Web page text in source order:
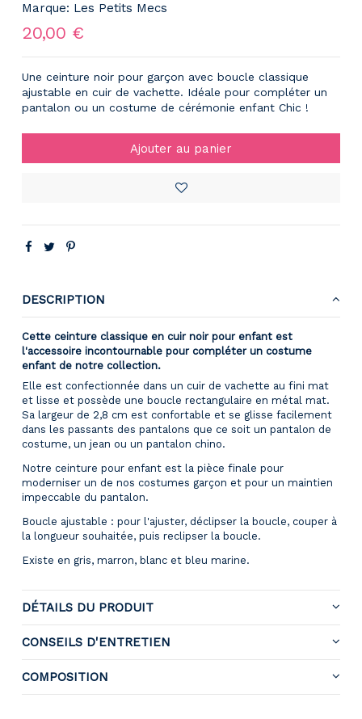
Marque: Les Petits Mecs
20,00 €
Une ceinture noir pour garçon avec boucle classique
ajustable en cuir de vachette. Idéale pour compléter un
pantalon ou un costume de cérémonie enfant Chic !
Ajouter au panier
DESCRIPTION
Cette ceinture classique en cuir noir pour enfant est
l'accessoire incontournable pour compléter un costume
enfant de notre collection.
Elle est confectionnée dans un cuir de vachette au fini mat
et lisse et possède une boucle rectangulaire en métal mat.
Sa largeur de 2,8 cm est confortable et se glisse facilement
dans les passants des pantalons que ce soit un pantalon de
costume, un jean ou un pantalon chino.
Notre ceinture pour enfant est la pièce finale pour
moderniser un de nos costumes garçon et pour un maintien
impeccable du pantalon.
Boucle ajustable : pour l'ajuster, déclipser la boucle, couper à
la longueur souhaitée, puis reclipser la boucle.
Existe en gris, marron, blanc et bleu marine.
DÉTAILS DU PRODUIT
CONSEILS D'ENTRETIEN
COMPOSITION